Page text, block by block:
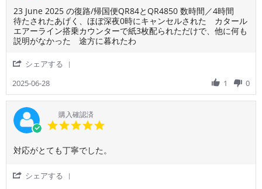
ー
ル
航
空
以
前
利
し
た
こ
と
か
っ
た
で
頂
き
ま
し
ド
ー
ハ
ら
羽
田
空
迄
フ
ラ
エ
コ
ノ
ミ
な
の
で
ょ
う
が
な
こ
で
す
on
9
Aug
2025
Review
by
ご
利
者
様
on
Jun
2025
review
stating
最
低
タ
ー
ル
空
23 June 2025 の復路/帰国便QR84とQR4850 数時間／4時間
待たされたあげく、ほぼ深夜0時にキャンセルされた カタール
エアーライン搭乗カウンターで紙3枚配られただけで、他に何も
説明がなかった 途方に暮れたわ
シェアする
by
ご
利
用
者
on
2025-06-28 1 0
購入確認済
Review
ご
利
review
QR
の
対応がとても丁寧でした。
シェアする